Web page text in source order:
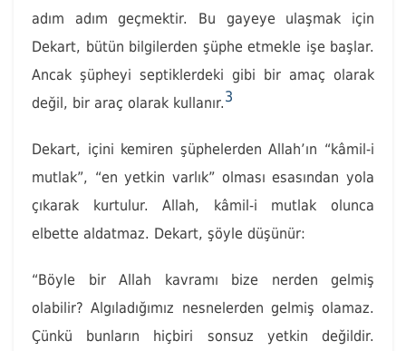
adım adım geçmektir. Bu gayeye ulaşmak için
Dekart, bütün bilgilerden şüphe etmekle işe başlar.
Ancak şüpheyi septiklerdeki gibi bir amaç olarak
değil, bir araç olarak kullanır.3
Dekart, içini kemiren şüphelerden Allah’ın “kâmil-i
mutlak”, “en yetkin varlık” olması esasından yola
çıkarak kurtulur. Allah, kâmil-i mutlak olunca
elbette aldatmaz. Dekart, şöyle düşünür:
“Böyle bir Allah kavramı bize nerden gelmiş
olabilir? Algıladığımız nesnelerden gelmiş olamaz.
Çünkü bunların hiçbiri sonsuz yetkin değildir.